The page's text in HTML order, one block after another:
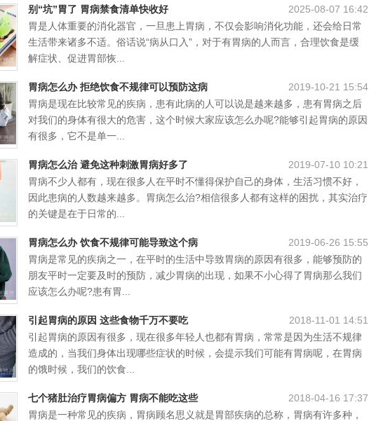
别“坑”胃了 胃病禁食清单快收好
2025-08-07 16:42
胃是人体重要的消化器官，一旦患上胃病，不仅会影响消化功能，还会给日常
生活带来诸多不适。俗话说“病从口入”，对于有胃病的人而言，合理饮食是缓
解症状、促进胃部恢...
胃病怎么办 拒绝饮食不规律可以预防这病
2019-10-21 15:54
胃病是现在比较常见的疾病，患有此病的人可以说是越来越多，患有胃病之后
对我们的身体有很大的危害，这个时候大家应该怎么办呢?能够引起胃病的原因
有很多，它不是单一...
胃病怎么治 避免这种刺激胃病好多了
2019-07-10 10:21
胃病不少人都有，现在很多人在平时不懂得保护自己的身体，生活习惯不好，
因此患病的人数越来越多。胃病怎么治?相信很多人都有这样的困扰，其实治疗
的关键是在于日常的...
胃病怎么办 饮食不规律可能导致这个病
2019-06-26 15:55
胃病是常见的疾病之一，在平时的生活中导致胃病的原因有很多，能够预防的
朋友平时一定要及时的预防，减少胃病的出现，如果不小心得了胃病那么我们
应该怎么办呢?患有胃...
引起胃病的原因 这些食物千万不要吃
2018-11-01 14:51
引起胃病的原因有很多，现在很多年轻人也都有胃病，常常是因为生活不规律
造成的，当我们身体出现哪些症状的时候，会提示我们可能有胃病呢，在胃病
的饿时候，我们的饮食...
七个猪肚治疗胃病偏方 胃病不能吃这些
2018-04-16 17:37
胃病是一种常见的疾病，胃病顾名思义就是胃部疾病的总称，胃病有许多种，